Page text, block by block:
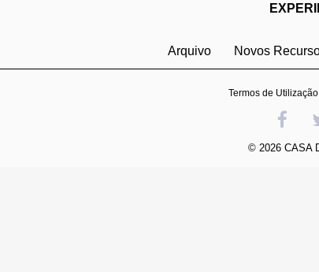
Arquivo Novos
Termos de Utilização
© 2026 CASA